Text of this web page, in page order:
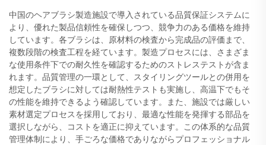
中国のヘアブラシ製造施設で導入されている品質保証システムに
より、優れた製品信頼性を確保しつつ、競争力のある価格を維持
しています。各ブラシは、原材料の検査から完成品の評価まで、
複数段階の検査工程を経ています。製造プロセスには、さまざま
な使用条件下での耐久性を確認するためのストレステストが含ま
れます。品質管理の一環として、スタイリングツールとの併用を
想定したブラシに対しては耐熱性テストも実施し、高温下でもそ
の性能を維持できるよう確認しています。また、施設では厳しい
素材選定プロセスを採用しており、最適な性能を発揮する部品を
選択しながら、コストを適正に抑えています。この体系的な品質
管理体制により、手ごろな価格でありながらプロフェッショナル